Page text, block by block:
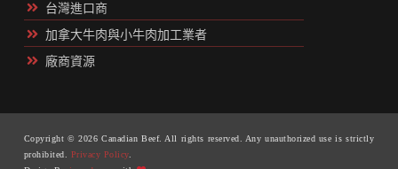
台灣進口商
加拿大牛肉與小牛肉加工業者
廠商資源
Copyright © 2026 Canadian Beef. All rights reserved. Any unauthorized use is strictly
prohibited. Privacy Policy.